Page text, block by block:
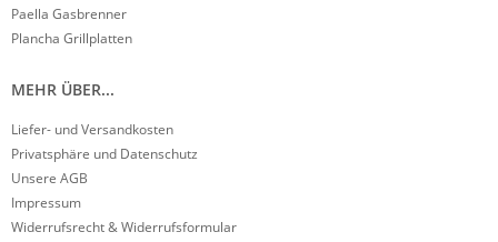
Paella Gasbrenner
Plancha Grillplatten
MEHR ÜBER...
Liefer- und Versandkosten
Privatsphäre und Datenschutz
Unsere AGB
Impressum
Widerrufsrecht & Widerrufsformular